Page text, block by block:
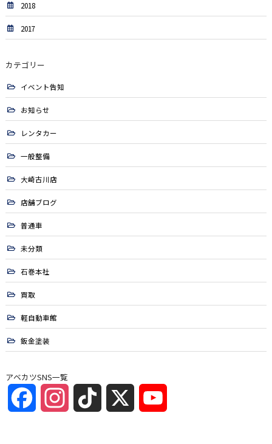
2018
2017
カテゴリー
イベント告知
お知らせ
レンタカー
一般整備
大崎古川店
店舗ブログ
普通車
未分類
石巻本社
買取
軽自動車館
鈑金塗装
アベカツSNS一覧
FacebookInstagramTikTok